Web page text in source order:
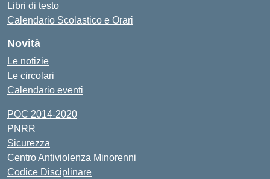
Libri di testo
Calendario Scolastico e Orari
Novità
Le notizie
Le circolari
Calendario eventi
POC 2014-2020
PNRR
Sicurezza
Centro Antiviolenza Minorenni
Codice Disciplinare